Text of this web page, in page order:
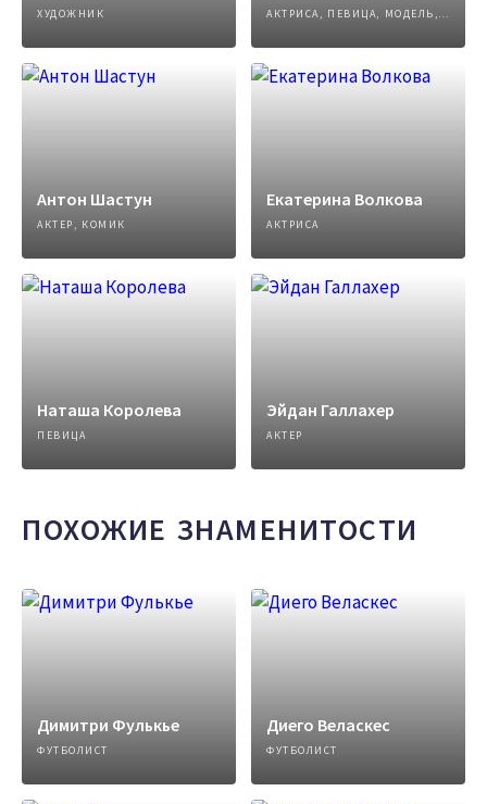
ХУДОЖНИК АКТРИСА, ПЕВИЦА, МОДЕЛЬ, АВТОР ПЕСЕН
Антон Шастун
АКТЕР, КОМИК
Екатерина Волкова
АКТРИСА
Наташа Королева
ПЕВИЦА
Эйдан Галлахер
АКТЕР
ПОХОЖИЕ ЗНАМЕНИТОСТИ
Димитри Фулькье
ФУТБОЛИСТ
Диего Веласкес
ФУТБОЛИСТ